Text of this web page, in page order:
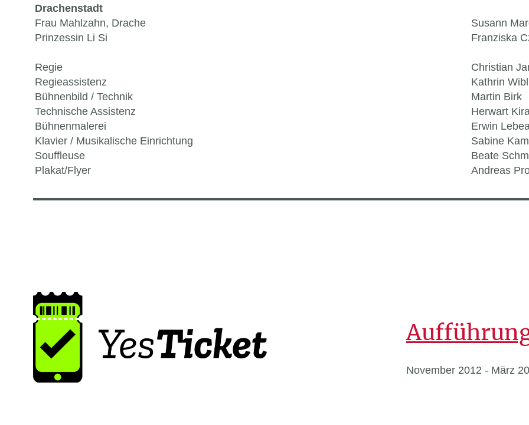
Drachenstadt
Frau Mahlzahn, Drache
Susann
Prinzessin Li Si
Franziska
Regie
Christian
Regieassistenz
Kathrin
Bühnenbild / Technik
Martin Birk
Technische Assistenz
Herwart
Bühnenmalerei
Erwin
Klavier / Musikalische Einrichtung
Sabine
Souffleuse
Beate
Plakat/Flyer
Andreas
November 2012 - März